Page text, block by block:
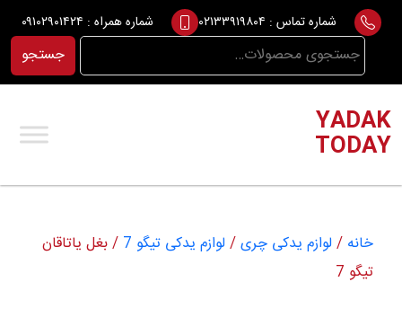
Skip
content
شماره تماس : ۰۲۱۳۳۹۱۹۸۰۴ شماره همراه : ۰۹۱۰۲۹۰۱۴۲۴
جستجو
برای:
جستجو
YADAK
TODAY
خانه / لوازم یدکی چری/ لوازم یدکی تیگو 7
/ بغل یاتاقان
تیگو 7